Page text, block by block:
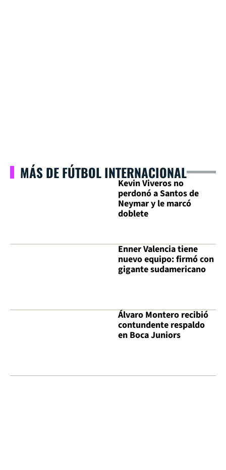
MÁS DE FÚTBOL INTERNACIONAL
Kevin Viveros no
perdonó a Santos de
Neymar y le marcó
doblete
Enner Valencia tiene
nuevo equipo: firmó con
gigante sudamericano
Álvaro Montero recibió
contundente respaldo
en Boca Juniors